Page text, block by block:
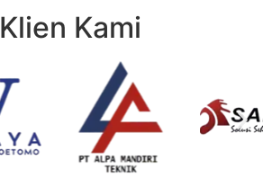
Klien Kami